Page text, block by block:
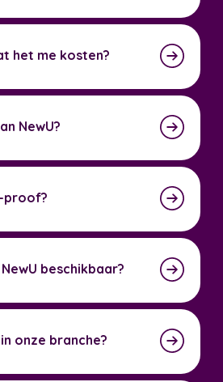
het me kosten?
NewU?
proof?
beschikbaar?
onze branche?